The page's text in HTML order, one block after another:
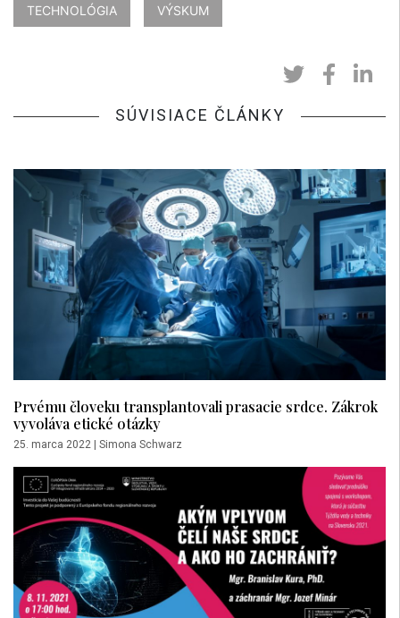
TECHNOLÓGIA VÝSKUM
SÚVISIACE ČLÁNKY
Prvému človeku transplantovali prasacie srdce. Zákrok
vyvoláva etické otázky
25. marca 2022 Simona Schwarz